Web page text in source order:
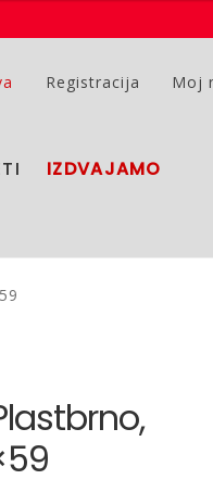
Registracija Moj
IZDVAJAMO